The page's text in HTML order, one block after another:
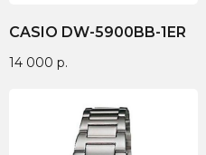
CASIO DW-5900BB-1ER
14 000 р.